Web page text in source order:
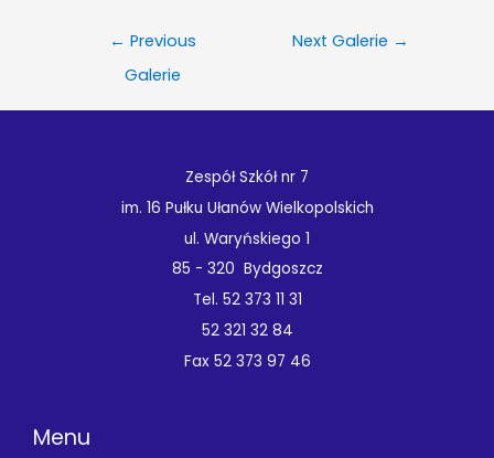
Nawigacja
← Previous
Galerie
Next Galerie →
Zespół Szkół nr 7
im. 16 Pułku Ułanów Wielkopolskich
ul. Waryńskiego 1
85 - 320 Bydgoszcz
Tel. 52 373 11 31
52 321 32 84
Fax 52 373 97 46
Menu